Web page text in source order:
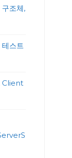
조체,
스트
Client